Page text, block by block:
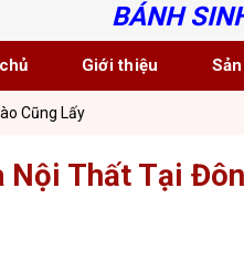
BÁNH
Giới thiệu
Cũng Lấy
Nội Thất Tại